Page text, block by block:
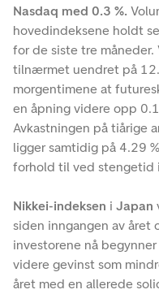
Nasdaq med 0.3 %.
hovedindeksene holdt
for de siste tre måneder.
tilnærmet uendret på
morgentimene at
en åpning videre opp
Avkastningen på tiårige
ligger samtidig på 4.29
forhold til ved stengetid
Nikkei-indeksen i Japan
siden inngangen av året
investorene nå
videre gevinst som
året med en allerede